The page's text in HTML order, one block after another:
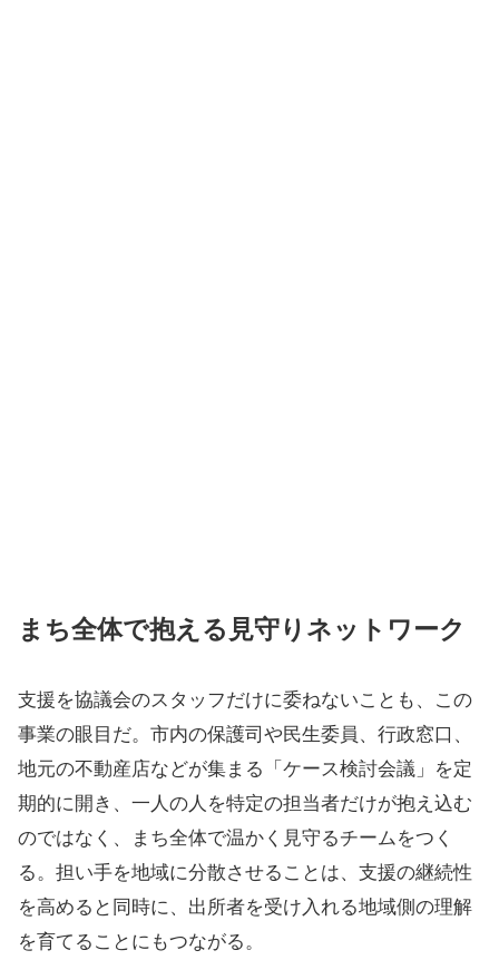
まち全体で抱える見守りネットワーク
支援を協議会のスタッフだけに委ねないことも、この
事業の眼目だ。市内の保護司や民生委員、行政窓口、
地元の不動産店などが集まる「ケース検討会議」を定
期的に開き、一人の人を特定の担当者だけが抱え込む
のではなく、まち全体で温かく見守るチームをつく
る。担い手を地域に分散させることは、支援の継続性
を高めると同時に、出所者を受け入れる地域側の理解
を育てることにもつながる。